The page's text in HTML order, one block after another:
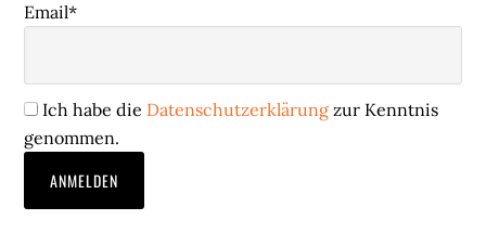
Email*
Ich habe die Datenschutzerklärung zur Kenntnis
genommen.